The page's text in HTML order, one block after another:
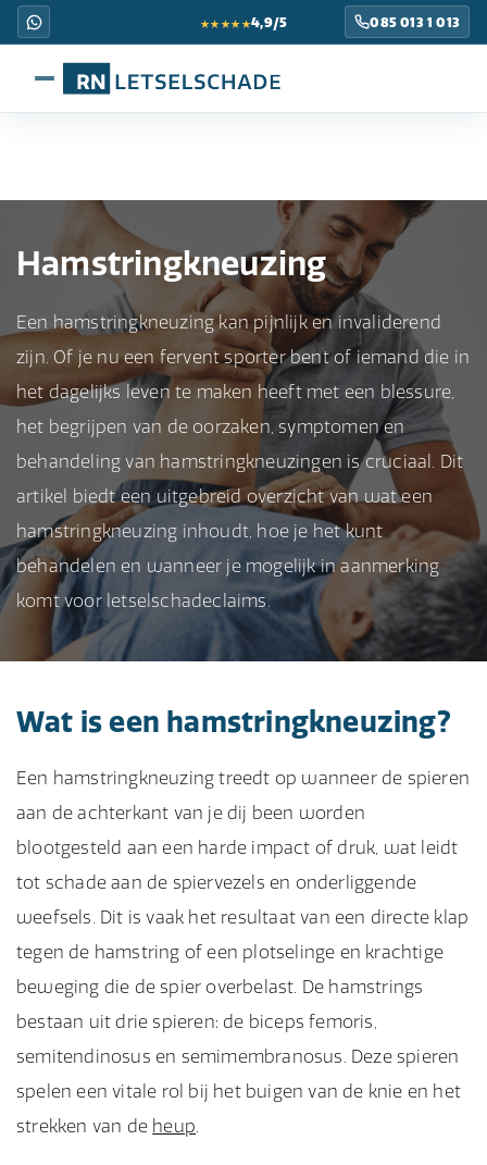
★★★★★4,9/5 085 013 1 013
Hamstringkneuzing
Een hamstringkneuzing kan pijnlijk en invaliderend
zijn. Of je nu een fervent sporter bent of iemand die in
het dagelijks leven te maken heeft met een blessure,
het begrijpen van de oorzaken, symptomen en
behandeling van hamstringkneuzingen is cruciaal. Dit
artikel biedt een uitgebreid overzicht van wat een
hamstringkneuzing inhoudt, hoe je het kunt
behandelen en wanneer je mogelijk in aanmerking
komt voor letselschadeclaims.
Wat is een hamstringkneuzing?
Een hamstringkneuzing treedt op wanneer de spieren
aan de achterkant van je dij been worden
blootgesteld aan een harde impact of druk, wat leidt
tot schade aan de spiervezels en onderliggende
weefsels. Dit is vaak het resultaat van een directe klap
tegen de hamstring of een plotselinge en krachtige
beweging die de spier overbelast. De hamstrings
bestaan uit drie spieren: de biceps femoris,
semitendinosus en semimembranosus. Deze spieren
spelen een vitale rol bij het buigen van de knie en het
strekken van de heup.